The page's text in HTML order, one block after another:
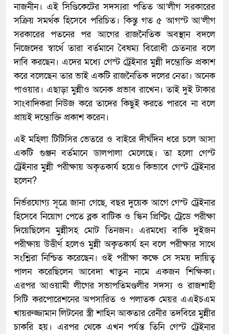
নাজনীন। এই সিণ্ডিকেটের সদস্যরা পতিত আ’লীগ সরকারের
সক্রিয় সমর্থক হিসেবে পরিচিত। কিন্তু গত ৫ আগস্ট আ’লীগ
সরকারের পতনের পর আগের রাজনৈতিক অবস্থান বদলে
নিজেদের স্বার্থে তারা বর্তমানে বৈষম্য বিরোধী চেতনার বলে
দাবি করছেন। এদের মধ্যে গেস্ট ট্রেইনার মুন্নী দম্ভোক্তি প্রকাশ
করে বলেছেন তার ভাই একটি রাজনৈতিক দলের নেতা। অনেক
পাওয়ার। এছাড়া মুন্নীও অনেক প্রভাব রাখেন। তাই দুই টাকার
সাংবাদিকরা নিউজ করে তাদের কিছুই করতে পারবে না বলে
প্রায়ই দম্ভোক্তি প্রকাশ করেন।
এই মহিলা টিটিসির ভেতরে ও বাইরে দীর্ঘদিন ধরে চলে আসা
একটি গুঞ্জন বর্তমানে ডালপালা মেলেছে। তা হলো গেস্ট
ট্রেইনার মুন্নী পরীক্ষায় অকৃতকার্য হয়েও কিভাবে গেস্ট ট্রেইনার
হলেন?
নির্ভরযোগ্য সূত্রে জানা গেছে, বছর দুয়েক আগে গেস্ট ট্রেইনার
হিসেবে নিয়োগ পেতে ব্লক বাটিক ও স্কিন প্রিণ্টিং ট্রেডে পরীক্ষা
দিয়েছিলেন মুন্নীসহ মোট তিনজন। এরমধ্যে বাকি দুইজন
পরীক্ষায় উত্তীর্ণ হলেও মুন্নী অকৃতকার্য হন বলে পরীক্ষার সাথে
সংশ্লিরা নিশ্চিত করেছেন। ওই পরীক্ষা কক্ষে সে সময় দায়িত্ব
পালন করেছিলেন আবেদা খাতুন নামে একজন শিক্ষিকা।
এরপর আওয়ামী লীগের সভাপতিমণ্ডলীর সদস্য ও রাজশাহী
সিটি করপোরেশনের অপসারিত ও পলাতক মেয়র এএইচএম
খায়রুজ্জামান লিটনের স্ত্রী শাহিন আকতার রেনীর তদবিরে মুন্নীর
চাকরি হয়। এরপর থেকে এখন পর্যন্ত তিনি গেস্ট ট্রেইনার